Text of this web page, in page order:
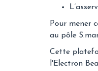
Pour mener
au pôle
Cette
l'Electron